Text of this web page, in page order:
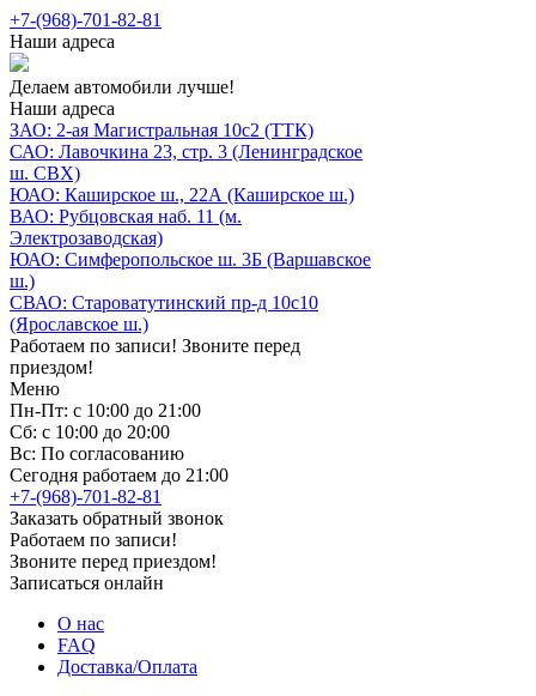
+7-(968)-701-82-81
Наши адреса
Делаем автомобили лучше!
Наши адреса
ЗАО: 2-ая Магистральная 10с2 (ТТК)
САО: Лавочкина 23, стр. 3 (Ленинградское
ш. СВХ)
ЮАО: Каширское ш., 22А (Каширское ш.)
ВАО: Рубцовская наб. 11 (м.
Электрозаводская)
ЮАО: Симферопольское ш. 3Б (Варшавское
ш.)
СВАО: Староватутинский пр-д 10с10
(Ярославское ш.)
Работаем по записи! Звоните перед
приездом!
Меню
Пн-Пт: с 10:00 до 21:00
Сб: с 10:00 до 20:00
Вс: По согласованию
Сегодня работаем до 21:00
+7-(968)-701-82-81
Заказать обратный звонок
Работаем по записи!
Звоните перед приездом!
Записаться онлайн
О нас
FAQ
Доставка/Оплата